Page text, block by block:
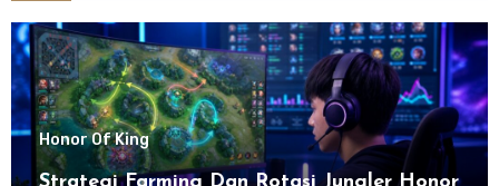
Honor Of King
Strategi Farming Dan Rotasi Jungler Honor